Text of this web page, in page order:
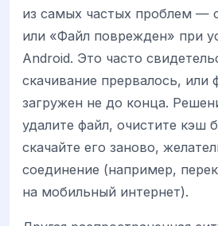
из самых частых проблем —
или «Файл поврежден» при
Android. Это часто
скачивание прервалось, или
загружен не до конца.
удалите файл, очистите кэш
скачайте его заново,
соединение (например,
на мобильный интернет).